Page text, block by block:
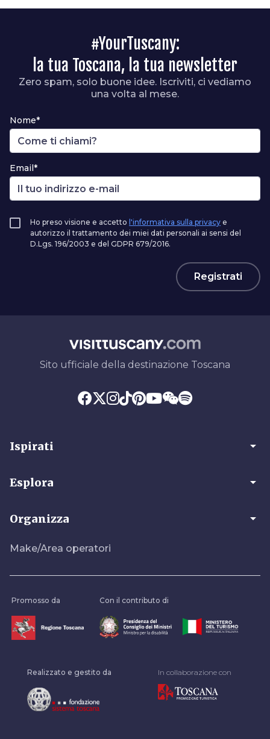
#YourTuscany:
la tua Toscana, la tua newsletter
Zero spam, solo buone idee. Iscriviti, ci vediamo
una volta al mese.
Nome*
Email*
Ho preso visione e accetto l'informativa sulla privacy e
autorizzo il trattamento dei miei dati personali ai sensi del
D.Lgs. 196/2003 e del GDPR 679/2016.
Registrati
Sito ufficiale della destinazione Toscana
Ispirati arrow_drop_down
Esplora arrow_drop_down
Organizza arrow_drop_down
Make/Area operatori
Promosso da Con il contributo di
Realizzato e gestito da In collaborazione con